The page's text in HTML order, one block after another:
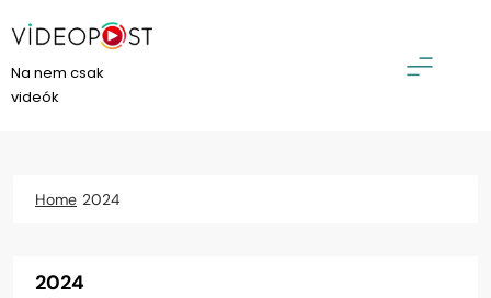
to
content
VideoPost
Na nem csak
videók
Home 2024
2024